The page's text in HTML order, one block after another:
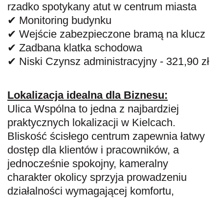
rzadko spotykany atut w centrum miasta
✔ Monitoring budynku
✔ Wejście zabezpieczone bramą na klucz
✔ Zadbana klatka schodowa
✔ Niski Czynsz administracyjny - 321,90 zł
Lokalizacja idealna dla Biznesu:
Ulica Wspólna to jedna z najbardziej
praktycznych lokalizacji w Kielcach.
Bliskość ścisłego centrum zapewnia łatwy
dostęp dla klientów i pracowników, a
jednocześnie spokojny, kameralny
charakter okolicy sprzyja prowadzeniu
działalności wymagającej komfortu,